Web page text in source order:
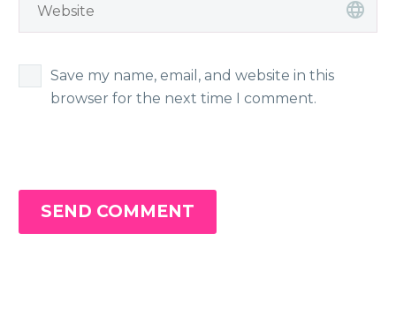
Save my name, email, and website in this
browser for the next time I comment.
SEND COMMENT